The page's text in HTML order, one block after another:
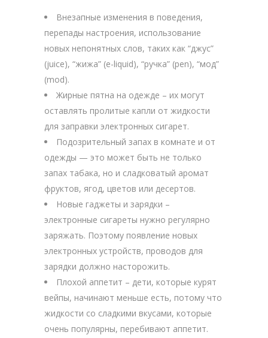
Внезапные изменения в поведения,
перепады настроения, использование
новых непонятных слов, таких как “джус”
(juice), “жижа” (e-liquid), “ручка” (pen), “мод”
(mod).
Жирные пятна на одежде – их могут
оставлять пролитые капли от жидкости
для заправки электронных сигарет.
Подозрительный запах в комнате и от
одежды — это может быть не только
запах табака, но и сладковатый аромат
фруктов, ягод, цветов или десертов.
Новые гаджеты и зарядки –
электронные сигареты нужно регулярно
заряжать. Поэтому появление новых
электронных устройств, проводов для
зарядки должно насторожить.
Плохой аппетит – дети, которые курят
вейпы, начинают меньше есть, потому что
жидкости со сладкими вкусами, которые
очень популярны, перебивают аппетит.